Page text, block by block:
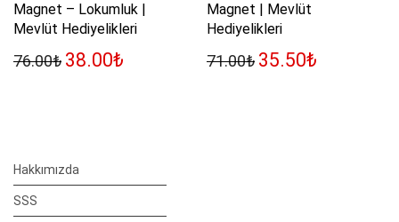
Magnet – Lokumluk |
Mevlüt Hediyelikleri
76.00₺ Orijinal fiyat: 76.00₺.
38.00₺ Şu andaki fiyat: 38.00₺.
Magnet | Mevlüt
Hediyelikleri
71.00₺ Orijinal fiyat:
35.50₺
Hakkımızda
SSS